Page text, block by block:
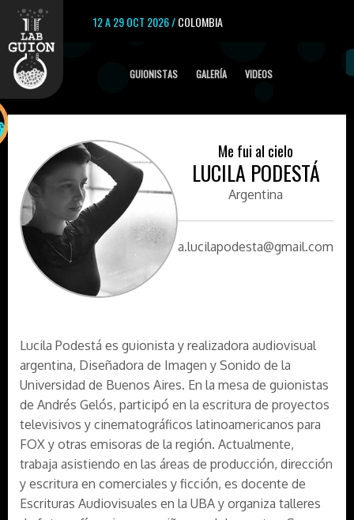
12 A 29 OCT 2026 /COLOMBIA
GUIONISTAS GALERÍA VIDEOS
Me fui al cielo
LUCILA PODESTÁ
Argentina
a.lucilapodesta@gmail.com
Lucila Podestá es guionista y realizadora audiovisual
argentina, Diseñadora de Imagen y Sonido de la
Universidad de Buenos Aires. En la mesa de guionistas
de Andrés Gelós, participó en la escritura de proyectos
televisivos y cinematográficos latinoamericanos para
FOX y otras emisoras de la región. Actualmente,
trabaja asistiendo en las áreas de producción, dirección
y escritura en comerciales y ficción, es docente de
Escrituras Audiovisuales en la UBA y organiza talleres